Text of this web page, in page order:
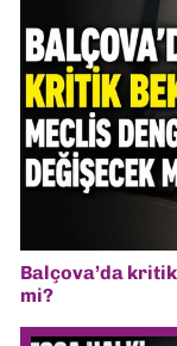
Balçova’da
mi?